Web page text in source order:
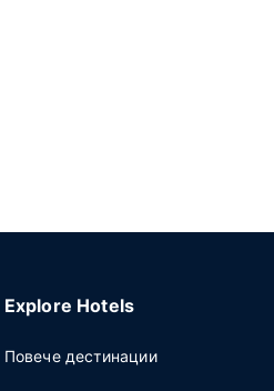
Explore Hotels
Повече дестинации